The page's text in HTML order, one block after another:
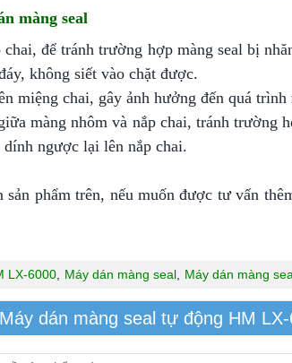
màng seal
chai, để tránh trường hợp màng seal bị
không siết vào chặt được.
miệng chai, gây ảnh hưởng đến quá trình
màng nhôm và nắp chai, tránh trường
ngược lại lên nắp chai.
phẩm trên, nếu muốn được tư vấn
LX-6000 Máy dán màng seal Máy dán màng
dán màng seal tự động HM